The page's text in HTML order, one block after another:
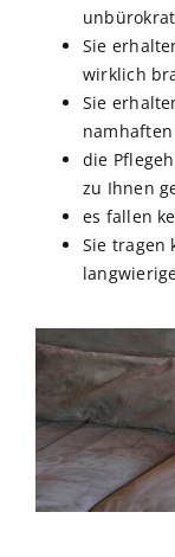
Sie
wirklich
Sie
die
zu Ihnen
es fallen
Sie tragen